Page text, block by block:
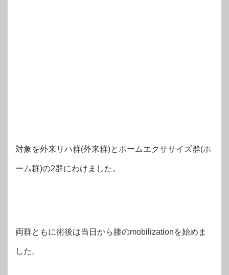
対象を外来リハ群(外来群)とホームエクササイズ群(ホ
ーム群)の2群にわけました。
両群ともに術後は当日から膝のmobilizationを始めま
した。